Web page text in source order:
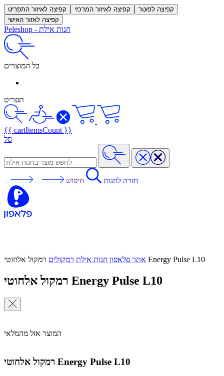
קפיצה לאיזור התפריט קפיצה לאיזור המרכזי
קפיצה לפוטר
קפיצה לאזור האישי
Peleshop - חנות אילת
כל המוצרים
תפריט
{{ cartItemsCount }}
סל
חזרה לחנות חיפוש
אתר פלאפון חנות אילת רמקולים רמקול אלחוטי Energy Pulse L10
רמקול אלחוטי Energy Pulse L10
המוצר אזל מהמלאי
רמקול אלחוטי Energy Pulse L10